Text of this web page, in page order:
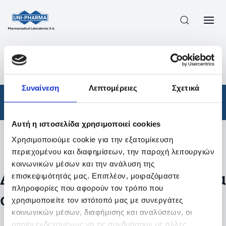
Συναίνεση Λεπτομέρειες Σχετικά
Αυτή η ιστοσελίδα χρησιμοποιεί cookies
Χρησιμοποιούμε cookie για την εξατομίκευση
περιεχομένου και διαφημίσεων, την παροχή λειτουργιών
κοινωνικών μέσων και την ανάλυση της
επισκεψιμότητάς μας. Επιπλέον, μοιραζόμαστε
πληροφορίες που αφορούν τον τρόπο που
χρησιμοποιείτε τον ιστότοπό μας με συνεργάτες
κοινωνικών μέσων, διαφήμισης και αναλύσεων, οι
οποίοι ενδεχομένως να τις συνδυάσουν με άλλες
ΠΡΟΪΟΝΤΑ
ΑΠΟΤΕΛΕΣΜΑΤΑ ΑΝΑΖΗΤΗΣΗΣ
Φάρμακα
Φίλτρα
Δεν βρέθηκαν προϊόντα με τα
συγκεκριμένα φίλτρα